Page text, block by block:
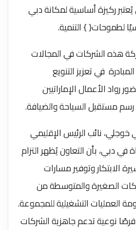
ركيزة أساسية لمكانة دبي
لطموحات{ } التنمية.
هذه الشركات في المجالات
في تعزيز التنويع
رواد الأعمال الإماراتيين
مستقبل السياحة والضيافة.
نائب الرئيس الإقليمي
دبي، بأن التعاون يُظهر التزام
الابتكار وتوفير مسارات
الصغيرة والمتوسطة من
العمليات التشغيلية للمجموعة.
نوعية تدعم جاهزية الشركات